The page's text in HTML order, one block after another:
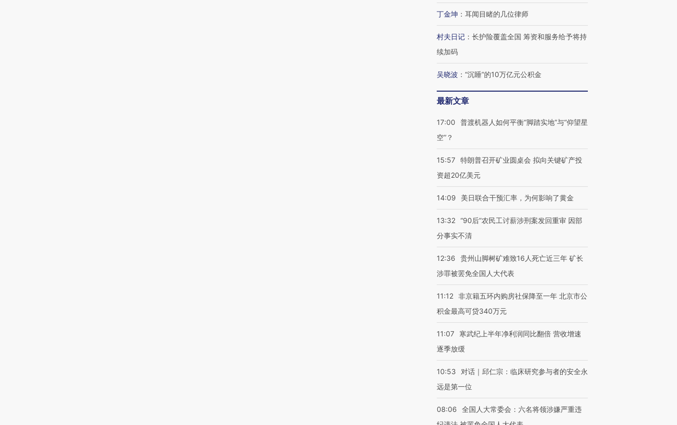
丁金坤 ： 耳闻目睹的几位律师
村夫日记 ： 长护险覆盖全国 筹资和服务给予将持
续加码
吴晓波 ： “沉睡”的10万亿元公积金
最新文章
17:00
普渡机器人如何平衡“脚踏实地”与“仰望星
空”？
15:57 特朗普召开矿业圆桌会 拟向关键矿产投
资超20亿美元
14:09 美日联合干预汇率，为何影响了黄金
13:32 “90后”农民工讨薪涉刑案发回重审 因部
分事实不清
12:36
贵州山脚树矿难致16人死亡近三年 矿长
涉罪被罢免全国人大代表
11:12 非京籍五环内购房社保降至一年 北京市公
积金最高可贷340万元
11:07
寒武纪上半年净利润同比翻倍 营收增速
逐季放缓
10:53
对话｜邱仁宗：临床研究参与者的安全永
远是第一位
08:06
全国人大常委会：六名将领涉嫌严重违